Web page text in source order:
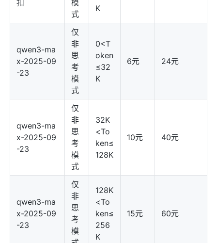
扣
模
式
K
qwen3-ma
x-2025-09
-23
仅
非
思
考
模
式
0<T
oken
≤32
K
6元 24元
qwen3-ma
x-2025-09
-23
仅
非
思
考
模
式
32K
<To
ken≤
128K
10元 40元
qwen3-ma
x-2025-09
-23
仅
非
思
考
模
128K
<To
ken≤
256
K
15元 60元